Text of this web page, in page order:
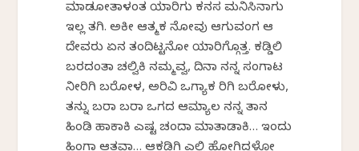
ಮಾಡಕೋತಾಳಂತ ಯಾರಿಗು ಕನಸ ಮನಿಸಿನಾಗು
ಇಲ್ಲ ತಗಿ. ಅಕೀ ಆತ್ಮಕ ನೋವು ಆಗುವಂಗ ಆ
ದೇವರು ಏನ ತಂದಿಟ್ಟನೋ ಯಾರಿಗ್ಗೊತ್ತ. ಕಡ್ಡಿಲಿ
ಬರದಂತಾ ಚಲ್ವಿಕಿ ನಮ್ಮವ್ವ, ದಿನಾ ನನ್ನ ಸಂಗಾಟ
ನೀರಿಗಿ ಬರೋಳ, ಅರಿವಿ ಒಗ್ಯಾಕ ಕೆರಿಗಿ ಬರೋಳು,
ತನ್ನು ಬರಾ ಬರಾ ಒಗದ ಆಮ್ಯಾಲ ನನ್ನ ತಾನ
ಹಿಂಡಿ ಹಾಕಾಕಿ ಎಷ್ಟ ಚಂದಾ ಮಾತಾಡಾಕಿ… ಇಂದು